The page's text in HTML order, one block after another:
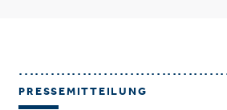
PRESSEMITTEILUNG